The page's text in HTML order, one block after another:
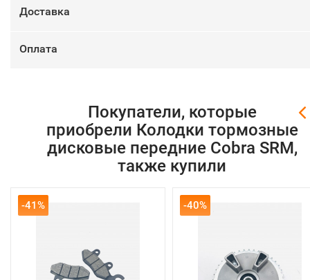
Доставка
Оплата
Покупатели, которые
приобрели Колодки тормозные
дисковые передние Cobra SRM,
также купили
-41% -40%